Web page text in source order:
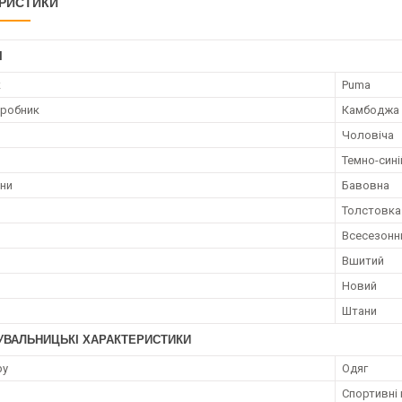
Puma
Камбоджа
Чоловіча
Темно-
Бавовна
Толстовка
Вшитий
Новий
Штани
ХАРАКТЕРИСТИКИ
Одяг